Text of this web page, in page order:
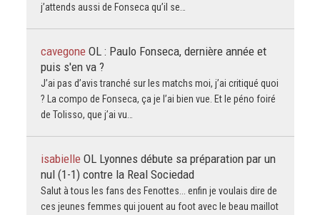
j’attends aussi de Fonseca qu’il se…
cavegone OL : Paulo Fonseca, dernière année et
puis s'en va ?
J’ai pas d’avis tranché sur les matchs moi, j’ai critiqué quoi
? La compo de Fonseca, ça je l’ai bien vue. Et le péno foiré
de Tolisso, que j’ai vu…
isabielle OL Lyonnes débute sa préparation par un
nul (1-1) contre la Real Sociedad
Salut à tous les fans des Fenottes... enfin je voulais dire de
ces jeunes femmes qui jouent au foot avec le beau maillot